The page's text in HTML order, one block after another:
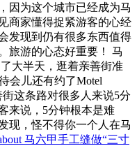
因为这个城市已经成为马
商家懂得捉紧游客的心经
发现到仍有很多东西值得
旅游的心态好重要！ 马
大半天，逛着亲善街准
会儿还有约了Motel
街这条路对很多人来说5分
来说，5分钟根本是难
现，怪不得你一个人在马
马六甲手工缝做“三寸